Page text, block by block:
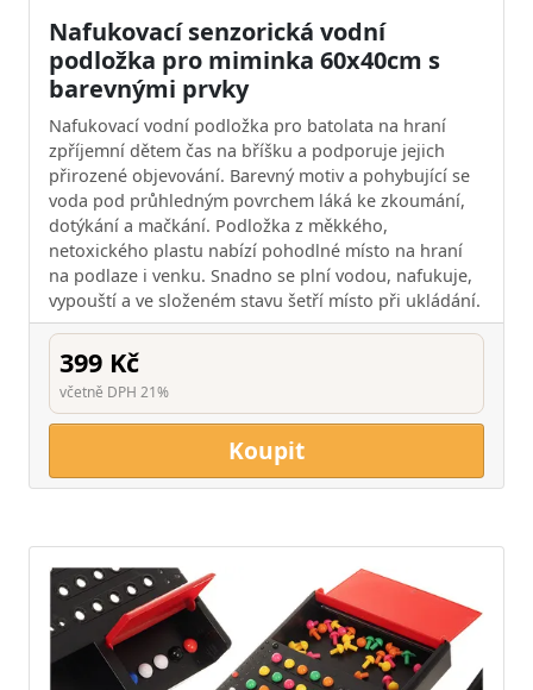
Nafukovací senzorická vodní
podložka pro miminka 60x40cm s
barevnými prvky
Nafukovací vodní podložka pro batolata na hraní
zpříjemní dětem čas na bříšku a podporuje jejich
přirozené objevování. Barevný motiv a pohybující se
voda pod průhledným povrchem láká ke zkoumání,
dotýkání a mačkání. Podložka z měkkého,
netoxického plastu nabízí pohodlné místo na hraní
na podlaze i venku. Snadno se plní vodou, nafukuje,
vypouští a ve složeném stavu šetří místo při ukládání.
399 Kč
včetně DPH 21%
Koupit